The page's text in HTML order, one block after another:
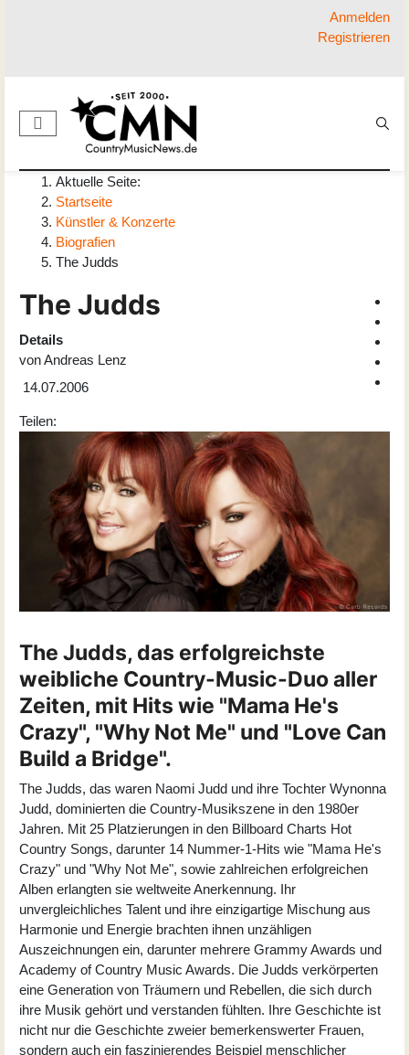
Anmelden
Registrieren
Aktuelle Seite:
Startseite
Künstler & Konzerte
Biografien
The Judds
The Judds
Details
vonAndreas Lenz
14.07.2006
Teilen:
The Judds, das erfolgreichste
weibliche Country-Music-Duo aller
Zeiten, mit Hits wie "Mama He's
Crazy", "Why Not Me" und "Love Can
Build a Bridge".
The Judds, das waren Naomi Judd und ihre Tochter Wynonna
Judd, dominierten die Country-Musikszene in den 1980er
Jahren. Mit 25 Platzierungen in den Billboard Charts Hot
Country Songs, darunter 14 Nummer-1-Hits wie "Mama He's
Crazy" und "Why Not Me", sowie zahlreichen erfolgreichen
Alben erlangten sie weltweite Anerkennung. Ihr
unvergleichliches Talent und ihre einzigartige Mischung aus
Harmonie und Energie brachten ihnen unzähligen
Auszeichnungen ein, darunter mehrere Grammy Awards und
Academy of Country Music Awards. Die Judds verkörperten
eine Generation von Träumern und Rebellen, die sich durch
ihre Musik gehört und verstanden fühlten. Ihre Geschichte ist
nicht nur die Geschichte zweier bemerkenswerter Frauen,
sondern auch ein faszinierendes Beispiel menschlicher